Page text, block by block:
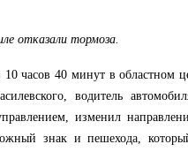
отказали тормоза.
часов 40 минут в областном
водитель
изменил
знак и пешехода,